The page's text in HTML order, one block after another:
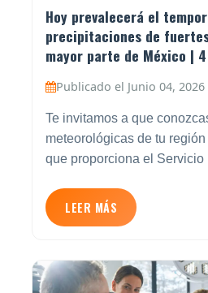
Hoy prevalecerá el
precipitaciones de
mayor parte de México |
Publicado el Junio 04, 2026
Te invitamos a que
meteorológicas de tu
que proporciona el Servicio
LEER MÁS